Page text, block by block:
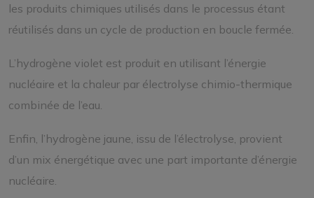
les produits chimiques utilisés dans le processus étant
réutilisés dans un cycle de production en boucle fermée.
L’hydrogène violet est produit en utilisant l’énergie
nucléaire et la chaleur par électrolyse chimio-thermique
combinée de l’eau.
Enfin, l’hydrogène jaune, issu de l’électrolyse, provient
d’un mix énergétique avec une part importante d’énergie
nucléaire.